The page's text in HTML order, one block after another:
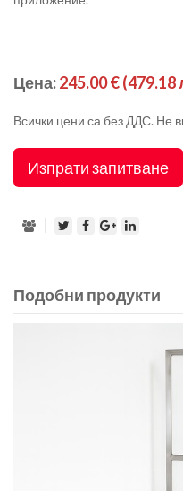
Цена:245.00 €(479.18
Всички цени са без ДДС. Не
Изпрати запитване
Подобни продукти